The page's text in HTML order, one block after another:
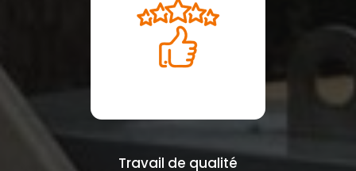
Travail de qualité